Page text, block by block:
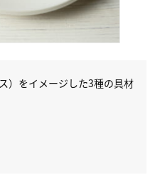
）をイメージした3種の具材